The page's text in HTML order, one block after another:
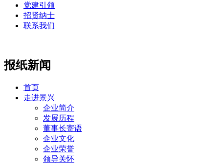
党建引领
招贤纳士
联系我们
报纸新闻
首页
走进景兴
企业简介
发展历程
董事长寄语
企业文化
企业荣誉
领导关怀